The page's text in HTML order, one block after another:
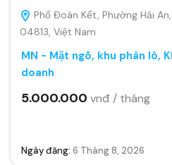
Phố Đoàn Kết, Phường Hải
04813, Việt Nam
MN - Mặt ngõ, khu phân lô,
doanh
5.000.000 vnđ / tháng
Ngày đăng: 6 Tháng 8, 2026